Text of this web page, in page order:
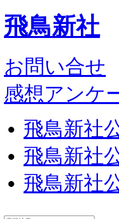
飛鳥新社
お問い合せ
感想アンケ
飛鳥新社
飛鳥新社
飛鳥新社